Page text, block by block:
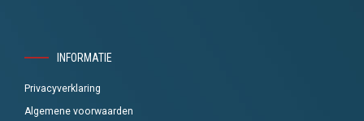
INFORMATIE
Privacyverklaring
Algemene voorwaarden